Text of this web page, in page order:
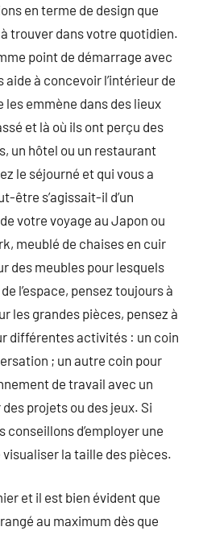
en terme de design que
trouver dans votre quotidien.
point de démarrage avec
aide à concevoir l’intérieur de
les emmène dans des lieux
et là où ils ont perçu des
un hôtel ou un restaurant
le séjourné et qui vous a
être s’agissait-il d’un
votre voyage au Japon ou
meublé de chaises en cuir
des meubles pour lesquels
l’espace, pensez toujours à
les grandes pièces, pensez à
différentes activités : un coin
; un autre coin pour
de travail avec un
projets ou des jeux. Si
conseillons d’employer une
la taille des pièces.
et il est bien évident que
au maximum dès que